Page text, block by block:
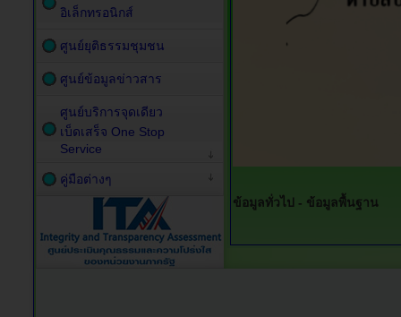
ข้อมูลทั่วไป - ข้อมูลพื้นฐาน
อิเล็กทรอนิกส์
ศูนย์ยุติธรรมชุมชน
ศูนย์ข้อมูลข่าวสาร
ศูนย์บริการจุดเดียว
เบ็ดเสร็จ One Stop
Service
คู่มือต่างๆ